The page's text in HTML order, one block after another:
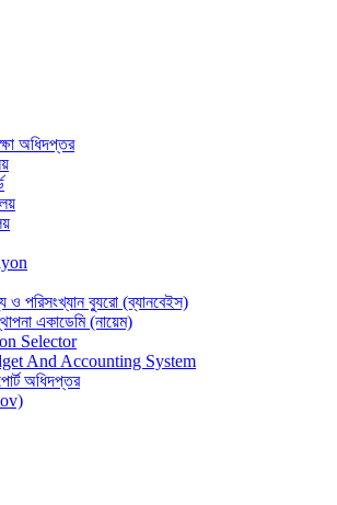
অধিদপ্তর
ও পরিসংখ্যান ব্যুরো (ব্যানবেইস)
একাডেমি (নায়েম)
Selector
And Accounting System
অধিদপ্তর